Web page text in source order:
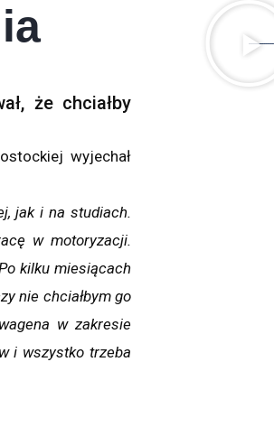
że chciałby
wyjechał
jak i na studiach.
w motoryzacji.
kilku miesiącach
nie chciałbym go
w zakresie
i wszystko trzeba